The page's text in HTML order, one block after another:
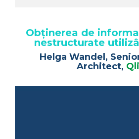
Obținerea de
nestructurate
Helga Wandel,
Architect,